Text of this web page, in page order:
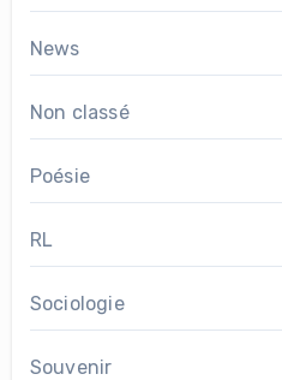
News
Non classé
Poésie
RL
Sociologie
Souvenir